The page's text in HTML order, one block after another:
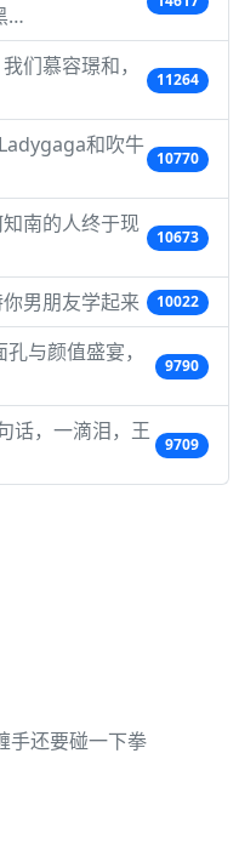
…
们慕容璟和，
11264
和吹牛
10770
南的人终于现
10673
男朋友学起来 10022
与颜值盛宴，
9790
话，一滴泪，王
9709
手还要碰一下拳